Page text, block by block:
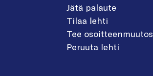
Jätä palaute
Tilaa lehti
Tee osoitteenmuutos
Peruuta lehti